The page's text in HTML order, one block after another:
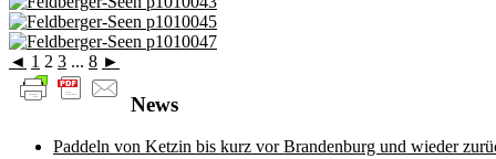
◄ 1 2 3 ... 8 ►
News
Paddeln von Ketzin bis kurz vor Brandenburg und wieder